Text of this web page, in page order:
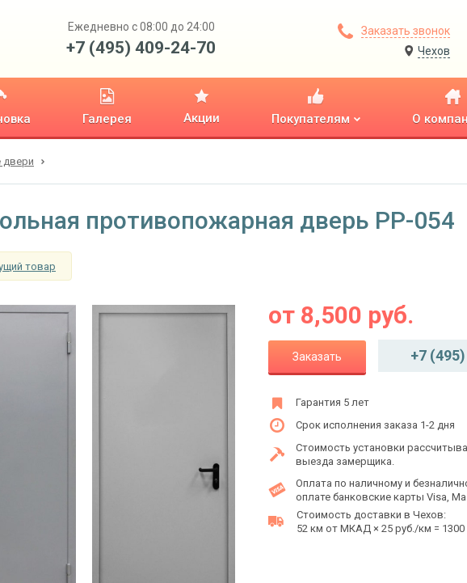
Ежедневно с 08:00 до 24:00
+7 (495) 409-24-70
Заказать звонок
Чехов
Галерея Акции Покупателям О
противопожарная дверь PP-054
товар
от 8,500 руб.
Заказать +7
Гарантия 5 лет
Срок исполнения заказа 1-2 дня
Стоимость установки
выезда замерщика.
Оплата по наличному и
оплате банковские карты Visa,
Стоимость доставки в Чехов:
52 км от МКАД × 25 руб./км = 1300